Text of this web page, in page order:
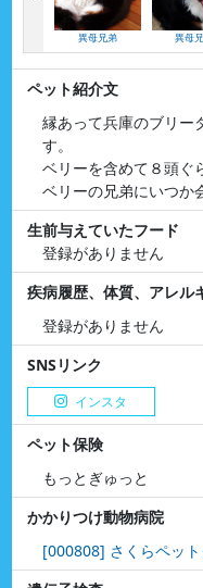
異母兄弟 異母
ペット紹介文
縁あって兵庫のブリー
す。
ベリーを含めて８頭ぐ
ベリーの兄弟にいつか
生前与えていたフード
登録がありません
疾病履歴、体質、アレル
登録がありません
SNSリンク
インスタ
ペット保険
もっとぎゅっと
かかりつけ動物病院
[000808] さくらペッ